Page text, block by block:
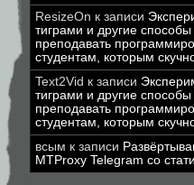
ResizeOn к записи
тиграми и другие способы
преподавать
студентам, которым
Text2Vid к записи
тиграми и другие способы
преподавать
студентам, которым
всым к записи
MTProxy Telegram со